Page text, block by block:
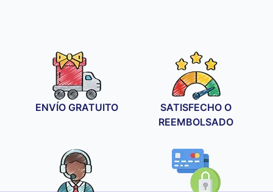
ENVÍO GRATUITO
SATISFECHO O
REEMBOLSADO